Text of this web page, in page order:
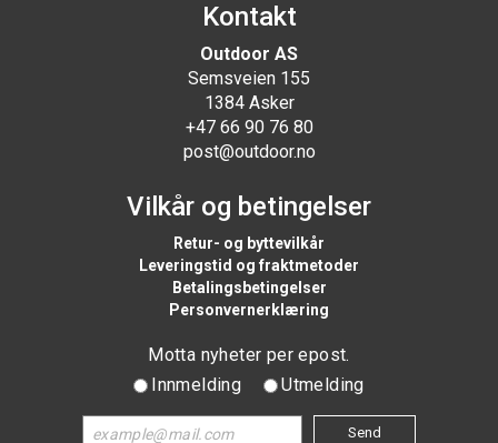
Kontakt
Outdoor AS
Semsveien 155
1384 Asker
+47 66 90 76 80
post@outdoor.no
Vilkår og betingelser
Retur- og byttevilkår
Leveringstid og fraktmetoder
Betalingsbetingelser
Personvernerklæring
Motta nyheter per epost.
Innmelding
Utmelding